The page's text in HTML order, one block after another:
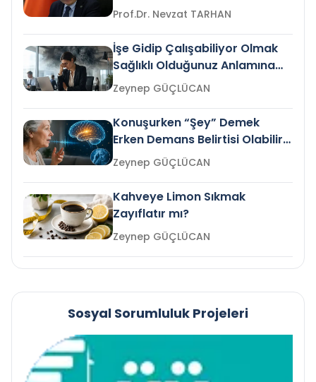
Prof.Dr. Nevzat TARHAN
İşe Gidip Çalışabiliyor Olmak
Sağlıklı Olduğunuz Anlamına
Gelir mi?Zeynep GÜÇLÜCAN
Konuşurken “Şey” Demek
Erken Demans Belirtisi Olabilir
mi?
Zeynep GÜÇLÜCAN
Kahveye Limon Sıkmak
Zayıflatır mı?
Zeynep GÜÇLÜCAN
Sosyal Sorumluluk Projeleri